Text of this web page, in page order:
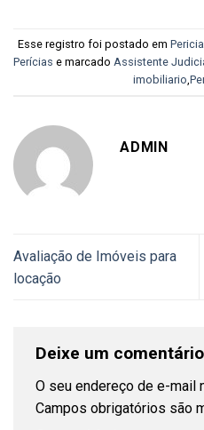
Esse registro foi postado em
Perícias e marcado Assistente
imobiliario
ADMIN
Avaliação de Imóveis para
locação
Deixe um comentário
O seu endereço de e-mail
Campos obrigatórios são